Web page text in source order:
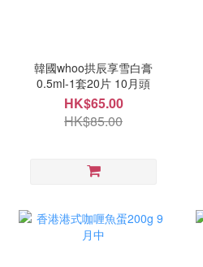
韓國whoo拱辰享雪白膏
0.5ml-1套20片 10月頭
HK$65.00
HK$85.00